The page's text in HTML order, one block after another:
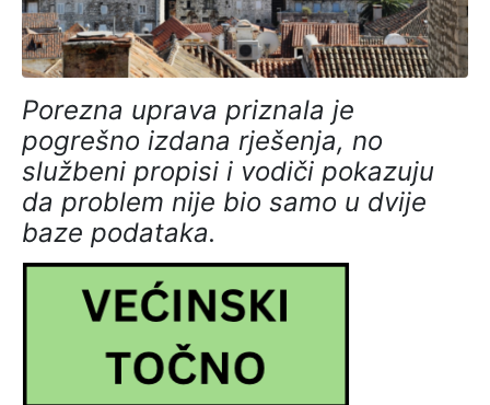
Porezna uprava priznala je
pogrešno izdana rješenja, no
službeni propisi i vodiči pokazuju
da problem nije bio samo u dvije
baze podataka.